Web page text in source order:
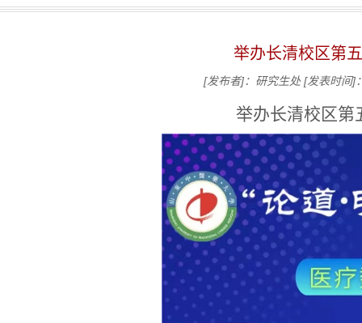
举办长清校区第
[发布者]：研究生处 [发表时间]
举办长清校区第